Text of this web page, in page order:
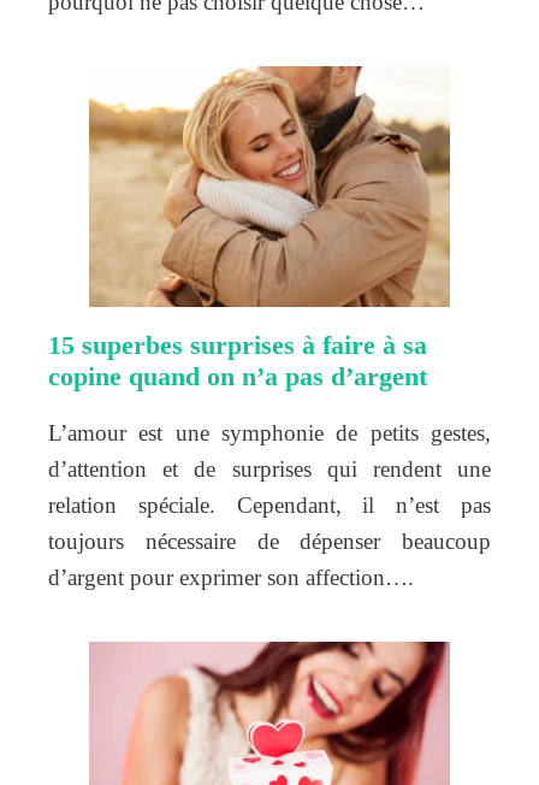
15 superbes surprises à faire à sa
copine quand on n’a pas d’argent
L’amour est une symphonie de petits gestes,
d’attention et de surprises qui rendent une
relation spéciale. Cependant, il n’est pas
toujours nécessaire de dépenser beaucoup
d’argent pour exprimer son affection….